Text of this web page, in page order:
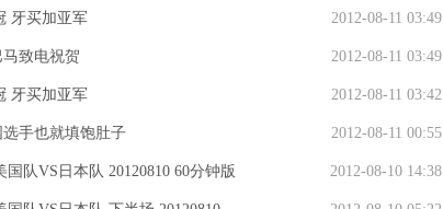
2012-08-11 03:49
牙买加亚军
2012-08-11 03:49
致电祝贺
2012-08-11 03:42
牙买加亚军
2012-08-11 00:55
手也就填饱肚子
2012-08-10 14:38
队VS日本队 20120810 60分钟版